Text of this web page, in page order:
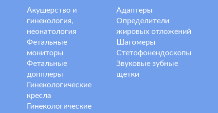
Акушерство и
гинекология,
неонатология
Фетальные
мониторы
Фетальные
допплеры
Гинекологические
кресла
Гинекологические
Адаптеры
Определители
жировых отложений
Шагомеры
Стетофонендоскопы
Звуковые зубные
щетки